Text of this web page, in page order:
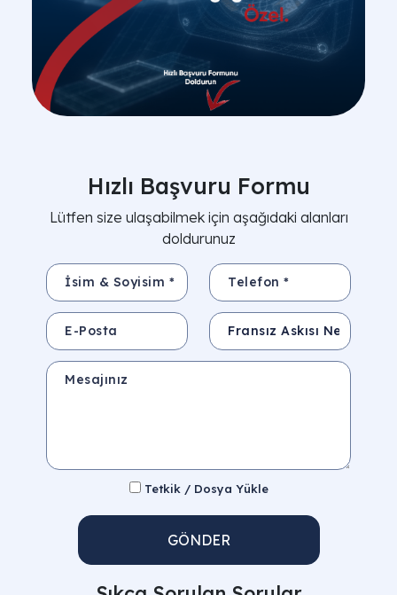
Hızlı Başvuru Formu
Lütfen size ulaşabilmek için aşağıdaki alanları
doldurunuz
İsim & Soyisim * Telefon *
E-Posta Konu
Mesajınız
Tetkik / Dosya Yükle
GÖNDER